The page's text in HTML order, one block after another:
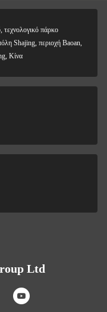
τεχνολογικό πάρκο
Shajing, περιοχή Baoan,
Κίνα
Ltd